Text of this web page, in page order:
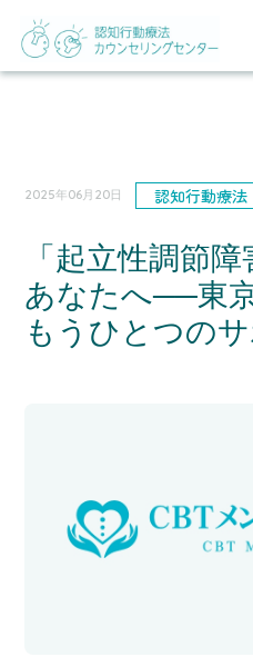
2025年06月20日 認知行動療法
「起立性調節
あなたへ──東
もうひとつの